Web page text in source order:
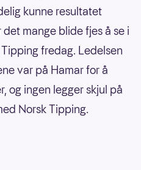
kunne resultatet
mange blide fjes å se i
fredag. Ledelsen
var på Hamar for å
og ingen legger skjul på
Norsk Tipping.